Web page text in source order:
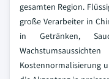
gesamten Region.
große Verarbeiter in
in Getränken,
Kostennormalisierung